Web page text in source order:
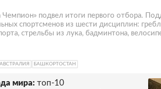
подвел итоги первого отбора.
спортсменов из шести дисциплин:
стрельбы из лука, бадминтона,
АВСТРАЛИЯ БАШКОРТОСТАН
мира: топ-10